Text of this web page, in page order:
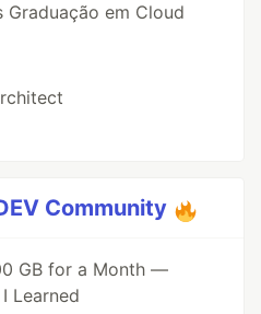
Graduação em Cloud
Community
GB for a Month —
Learned